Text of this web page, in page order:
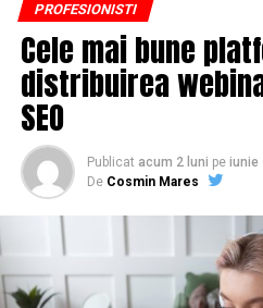
PROFESIONISTI
Cele mai bune
distribuirea
SEO
Publicat acum 2 luni pe iunie
De Cosmin Mares